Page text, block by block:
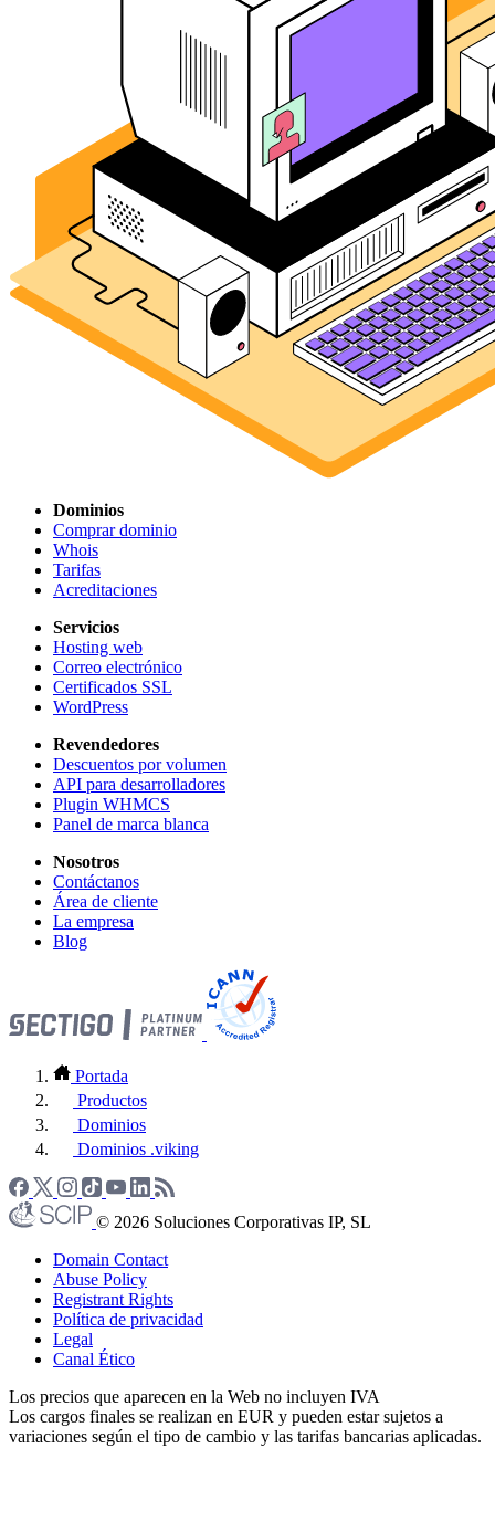
Dominios
Comprar dominio
Whois
Tarifas
Acreditaciones
Servicios
Hosting web
Correo electrónico
Certificados SSL
WordPress
Revendedores
Descuentos por volumen
API para desarrolladores
Plugin WHMCS
Panel de marca blanca
Nosotros
Contáctanos
Área de cliente
La empresa
Blog
Portada
Productos
Dominios
Dominios .viking
© 2026 Soluciones Corporativas IP, SL
Domain Contact
Abuse Policy
Registrant Rights
Política de privacidad
Legal
Canal Ético
Los precios que aparecen en la Web no incluyen IVA
Los cargos finales se realizan en EUR y pueden estar sujetos a
variaciones según el tipo de cambio y las tarifas bancarias aplicadas.